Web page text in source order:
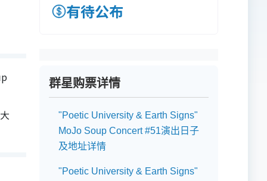
有待公布
群星购票详情
"Poetic University & Earth Signs"
MoJo Soup Concert #51演出日子
及地址详情
"Poetic University & Earth Signs"